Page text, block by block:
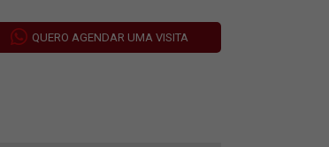
QUERO AGENDAR UMA VISITA